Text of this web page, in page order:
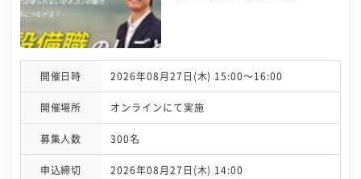
開催日時 2026年08月27日(木) 15:00〜16:00
開催場所 オンラインにて実施
募集人数 300名
申込締切 2026年08月27日(木) 14:00